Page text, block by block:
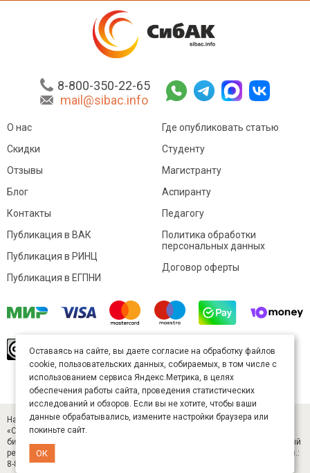
8-800-350-22-65
mail@sibac.info
О нас
Скидки
Отзывы
Блог
Контакты
Где опубликовать статью
Студенту
Магистранту
Аспиранту
Педагогу
Публикация в ВАК
Публикация в РИНЦ
Публикация в ЕГПНИ
Политика обработки
персональных данных
Договор оферты
произведение доступно полицензии Creative
Commons «Attribution» («Атрибуция») 4.0
Непортированная.
Карта сайта
Научный журнал «Студенческий» (ISSN 2541-9412). Издатель — ООО
«СибАК» (ИНН 5402054157). Размещается в Научной электронной
библиотеке eLIBRARY.RU (договор № 445-11/2019 от 05.11.2019). Главный
редактор — Старченко И. Б., д-р техн. наук. E-mail: student@sibac.info, тел.:
8-800-350-22-65.
Оставаясь на сайте, вы даете согласие на обработку файлов
cookie, пользовательских данных, собираемых, в том числе с
использованием сервиса Яндекс.Метрика, в целях
обеспечения работы сайта, проведения статистических
исследований и обзоров. Если вы не хотите, чтобы ваши
данные обрабатывались, измените настройки браузера или
покиньте сайт.
ОК